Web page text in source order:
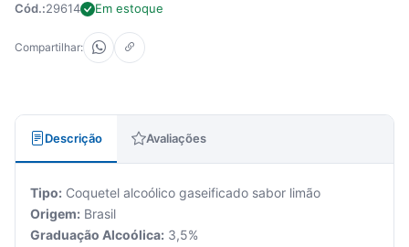
Cód.:29614 Em estoque
Compartilhar:
Descrição Avaliações
Tipo: Coquetel alcoólico gaseificado sabor limão
Origem: Brasil
Graduação Alcoólica: 3,5%